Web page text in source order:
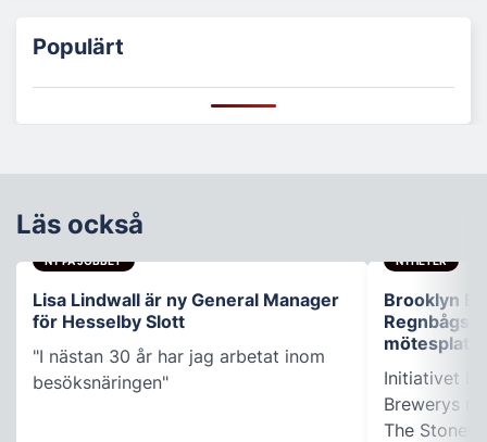
Populärt
Läs också
NY PÅ JOBBET
Lisa Lindwall är ny General Manager
för Hesselby Slott
"I nästan 30 år har jag arbetat inom
besöksnäringen"
NYHETER
Brooklyn
Initiativet
Brewerys
The